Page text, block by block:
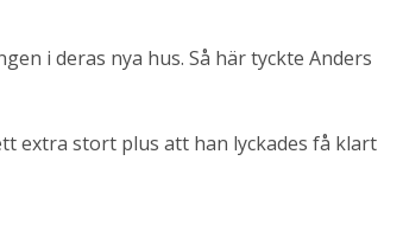
i deras nya hus. Så här tyckte Anders
extra stort plus att han lyckades få klart